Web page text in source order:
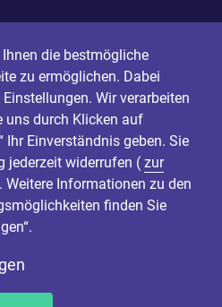
die bestmögliche
zu ermöglichen. Dabei
Wir verarbeiten
uns durch Klicken auf
Ihr Einverständnis geben. Sie
jederzeit widerrufen ( zur
Weitere Informationen zu den
finden Sie